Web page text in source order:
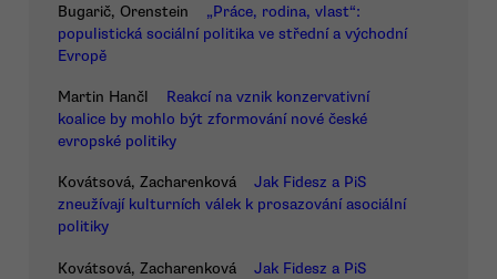
Bugarič, Orenstein
„Práce, rodina, vlast“:
populistická sociální politika ve střední a východní
Evropě
Martin Hančl
Reakcí na vznik konzervativní
koalice by mohlo být zformování nové české
evropské politiky
Kovátsová, Zacharenková
Jak Fidesz a PiS
zneužívají kulturních válek k prosazování asociální
politiky
Kovátsová, Zacharenková
Jak Fidesz a PiS